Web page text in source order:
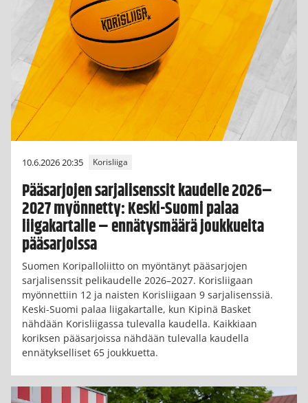
10.6.2026 20:35 Korisliiga
Pääsarjojen sarjalisenssit kaudelle 2026–
2027 myönnetty: Keski-Suomi palaa
liigakartalle – ennätysmäärä joukkueita
pääsarjoissa
Suomen Koripalloliitto on myöntänyt pääsarjojen
sarjalisenssit pelikaudelle 2026–2027. Korisliigaan
myönnettiin 12 ja naisten Korisliigaan 9 sarjalisenssiä.
Keski-Suomi palaa liigakartalle, kun Kipinä Basket
nähdään Korisliigassa tulevalla kaudella. Kaikkiaan
koriksen pääsarjoissa nähdään tulevalla kaudella
ennätykselliset 65 joukkuetta.